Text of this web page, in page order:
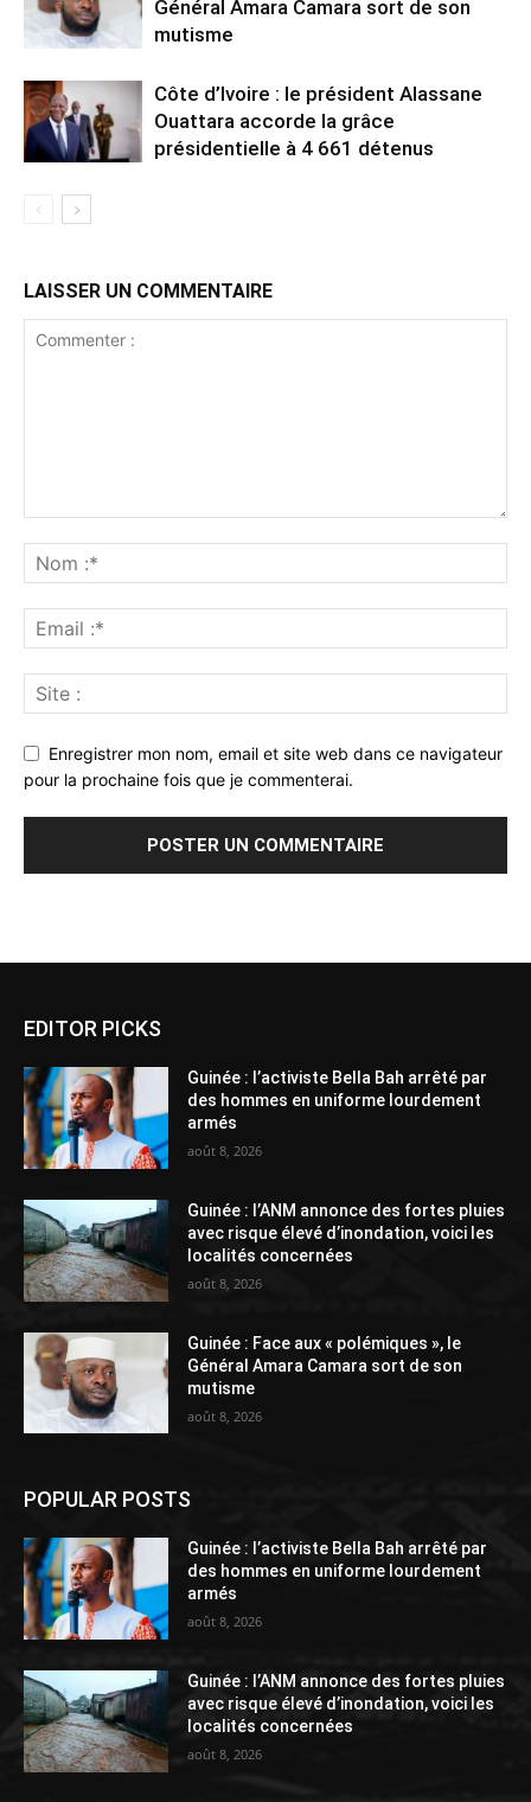
Général Amara Camara sort de son
mutisme
Côte d’Ivoire : le président Alassane
Ouattara accorde la grâce
présidentielle à 4 661 détenus
LAISSER UN COMMENTAIRE
Enregistrer mon nom, email et site web dans ce navigateur
pour la prochaine fois que je commenterai.
EDITOR PICKS
Guinée : l’activiste Bella Bah arrêté par
des hommes en uniforme lourdement
armés
août 8, 2026
Guinée : l’ANM annonce des fortes pluies
avec risque élevé d’inondation, voici les
localités concernées
août 8, 2026
Guinée : Face aux « polémiques », le
Général Amara Camara sort de son
mutisme
août 8, 2026
POPULAR POSTS
Guinée : l’activiste Bella Bah arrêté par
des hommes en uniforme lourdement
armés
août 8, 2026
Guinée : l’ANM annonce des fortes pluies
avec risque élevé d’inondation, voici les
localités concernées
août 8, 2026